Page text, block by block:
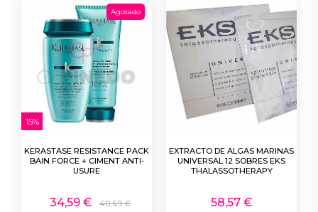
15%
KERASTASE RESISTANCE PACK
BAIN FORCE + CIMENT ANTI-
USURE
34,59 €
40,69 €
Agotado
EXTRACTO DE ALGAS MARINAS
UNIVERSAL 12 SOBRES EKS
THALASSOTHERAPY
58,57 €